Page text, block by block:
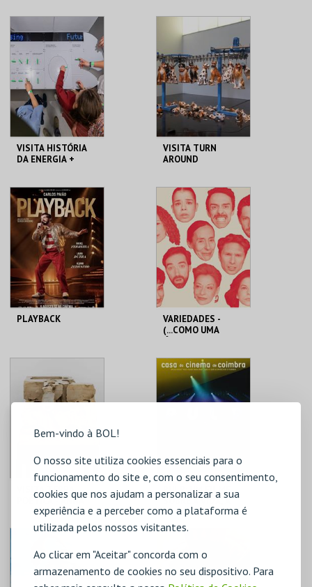
Bem-vindo à BOL!
O nosso site utiliza cookies essenciais para o
funcionamento do site e, com o seu consentimento,
cookies que nos ajudam a personalizar a sua
experiência e a perceber como a plataforma é
utilizada pelos nossos visitantes.
Ao clicar em "Aceitar" concorda com o
armazenamento de cookies no seu dispositivo. Para
MUSEU CAMILO
MAIS INFO
COMPRAR
PORTIMÃO
MAIS INFO
COMPRAR
VISITA HISTÓRIA
DA ENERGIA +
MAAT
MAIS INFO
COMPRAR
VISITA TURN
AROUND
MAAT
MAIS INFO
COMPRAR
PLAYBACK
COMPRAR
VARIEDADES -
(...COMO UMA
SATÍRICA.)
TEATRO
VARIEDADES
VISITA TERRA
POÉTICA - ANNA
MARIA MAIOLINO
MAAT
MAIS INFO
PULP: UM FILME
SOBRE A VIDA, A
MORTE E
SUPERMERCADOS
CASA DO CINEMA
MAIS INFO